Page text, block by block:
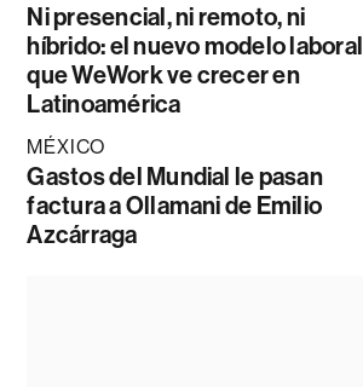
Ni presencial, ni remoto, ni
híbrido: el nuevo modelo laboral
que WeWork ve crecer en
Latinoamérica
MÉXICO
Gastos del Mundial le pasan
factura a Ollamani de Emilio
Azcárraga